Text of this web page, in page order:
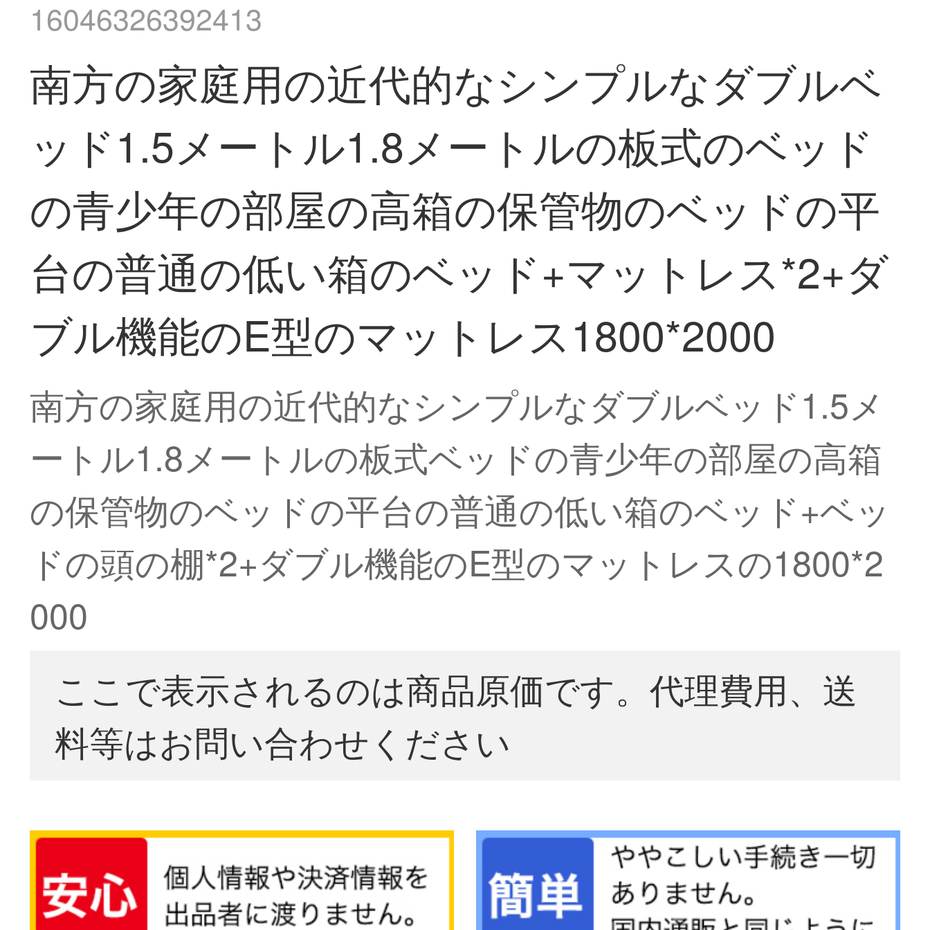
16046326392413
南方の家庭用の近代的なシンプルなダブルベ
ッド1.5メートル1.8メートルの板式のベッド
の青少年の部屋の高箱の保管物のベッドの平
台の普通の低い箱のベッド+マットレス*2+ダ
ブル機能のE型のマットレス1800*2000
南方の家庭用の近代的なシンプルなダブルベッド1.5メ
ートル1.8メートルの板式ベッドの青少年の部屋の高箱
の保管物のベッドの平台の普通の低い箱のベッド+ベッ
ドの頭の棚*2+ダブル機能のE型のマットレスの1800*2
000
ここで表示されるのは商品原価です。代理費用、送
料等はお問い合わせください